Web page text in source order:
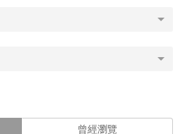
曾經瀏覽